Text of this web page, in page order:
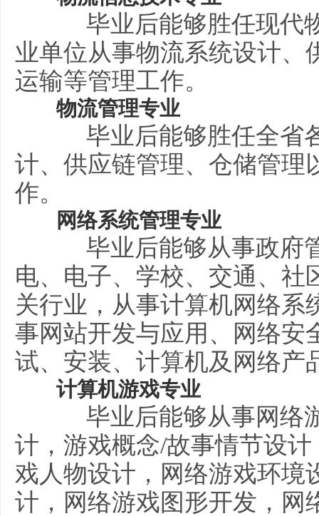
毕业后能够胜任现代
业单位从事物流系统设计、
运输等管理工作。
物流管理专业
毕业后能够胜任全省
计、供应链管理、仓储管理
作。
网络系统管理专业
毕业后能够从事政府
电、电子、学校、交通、社
关行业，从事计算机网络系
事网站开发与应用、网络安
试、安装、计算机及网络产
计算机游戏专业
毕业后能够从事网络
计，游戏概念/故事情节设
戏人物设计，网络游戏环境
计，网络游戏图形开发，网